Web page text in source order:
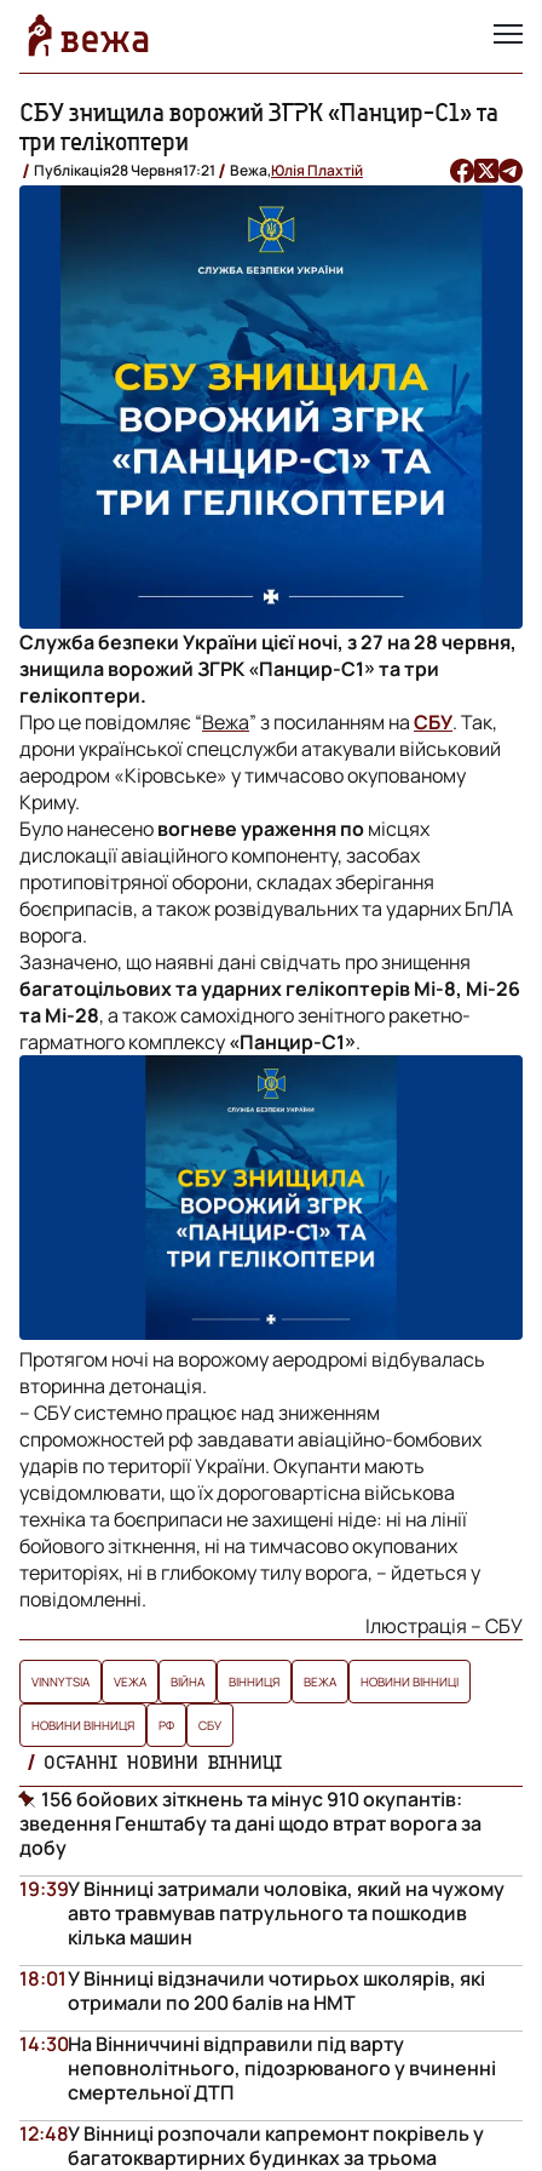
СБУ знищила ворожий ЗГРК «Панцир-С1» та
три гелікоптери
Публікація28 Червня17:21 Вежа,Юлія Плахтій
Служба безпеки України цієї ночі, з 27 на 28 червня,
знищила ворожий ЗГРК «Панцир-С1» та три
гелікоптери.
Про це повідомляє “Вежа” з посиланням наСБУ.Так,
дрони української спецслужби атакували військовий
аеродром «Кіровське» у тимчасово окупованому
Криму.
Було нанесеновогневе ураження помісцях
дислокації авіаційного компоненту, засобах
протиповітряної оборони, складах зберігання
боєприпасів, а також розвідувальних та ударних БпЛА
ворога.
Зазначено, що наявні дані свідчать про знищення
багатоцільових та ударних гелікоптерів Мі-8, Мі-26
та Мі-28, а також самохідного зенітного ракетно-
гарматного комплексу«Панцир-С1».
Протягом ночі на ворожому аеродромі відбувалась
вторинна детонація.
– СБУ системно працює над зниженням
спроможностей рф завдавати авіаційно-бомбових
ударів по території України. Окупанти мають
усвідомлювати, що їх дороговартісна військова
техніка та боєприпаси не захищені ніде: ні на лінії
бойового зіткнення, ні на тимчасово окупованих
територіях, ні в глибокому тилу ворога, – йдеться у
повідомленні.
Ілюстрація – СБУ
VINNYTSIA VЕЖА ВІЙНА ВІННИЦЯ ВЕЖА НОВИНИ ВІННИЦІ
НОВИНИ ВІННИЦЯ РФ СБУ
ОСТАННІ НОВИНИ ВІННИЦІ
156 бойових зіткнень та мінус 910 окупантів:
зведення Генштабу та дані щодо втрат ворога за
добу
У Вінниці затримали чоловіка, який на чужому
авто травмував патрульного та пошкодив
кілька машин
19:39
У Вінниці відзначили чотирьох школярів, які
отримали по 200 балів на НМТ
18:01
На Вінниччині відправили під варту
неповнолітнього, підозрюваного у вчиненні
смертельної ДТП
14:30
У Вінниці розпочали капремонт покрівель у
багатоквартирних будинках за трьома
12:48